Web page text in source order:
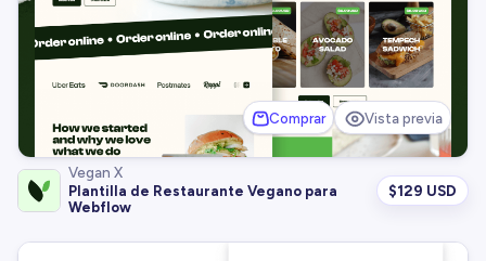
Comprar Vista previa
Vegan X
Plantilla de Restaurante Vegano para
Webflow
$129 USD